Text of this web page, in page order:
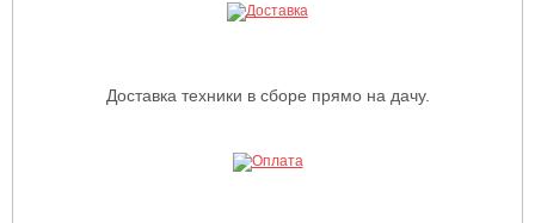
Доставка техники в сборе прямо на дачу.